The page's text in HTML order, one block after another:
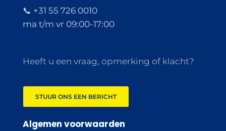
📞 +31 55 726 0010
ma t/m vr 09:00-17:00
Heeft u een vraag, opmerking of klacht?
STUUR ONS EEN BERICHT
Algemen voorwaarden